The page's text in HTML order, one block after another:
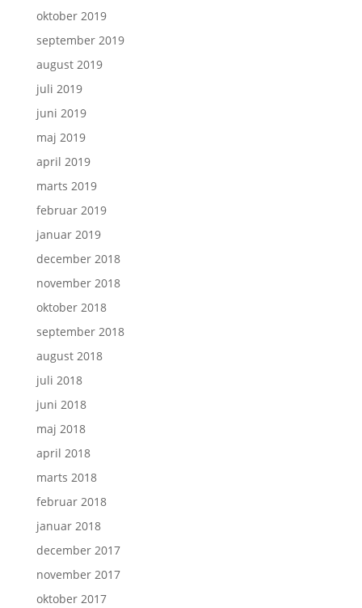
oktober 2019
september 2019
august 2019
juli 2019
juni 2019
maj 2019
april 2019
marts 2019
februar 2019
januar 2019
december 2018
november 2018
oktober 2018
september 2018
august 2018
juli 2018
juni 2018
maj 2018
april 2018
marts 2018
februar 2018
januar 2018
december 2017
november 2017
oktober 2017